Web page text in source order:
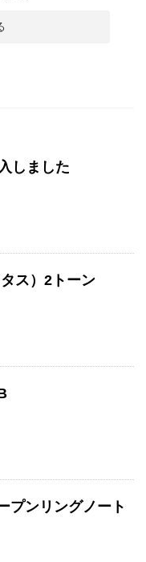
しました
ス）2トーン
ンリングノート